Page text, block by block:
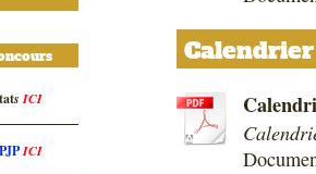
s ICI
ICI